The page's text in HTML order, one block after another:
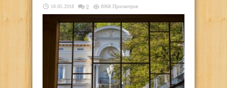
18.05.2018 0 8968 Просмотров